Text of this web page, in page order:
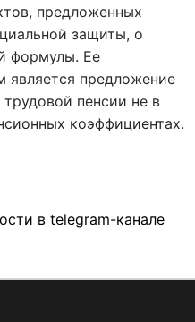
предложенных
защиты, о
формулы. Ее
является предложение
пенсии не в
коэффициентах.
в telegram-канале